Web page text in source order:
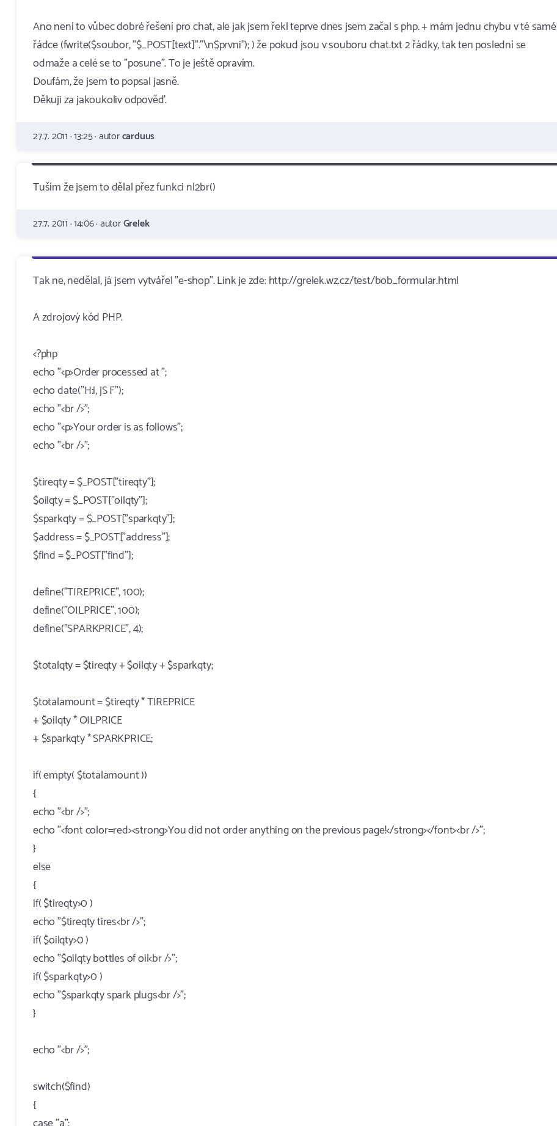
Ano není to vůbec dobré řešení pro chat, ale jak jsem řekl teprve dnes jsem začal s php. + mám jednu chybu v té samé
řádce (fwrite($soubor, "$_POST[text]"."\n$prvni"); ) že pokud jsou v souboru chat.txt 2 řádky, tak ten poslední se
odmaže a celé se to "posune". To je ještě opravím.
Doufám, že jsem to popsal jasně.
Děkuji za jakoukoliv odpověď.
27.7. 2011 · 13:25 · autorcarduus
Tuším že jsem to dělal přez funkci nl2br()
27.7. 2011 · 14:06 · autorGrelek
Tak ne, nedělal, já jsem vytvářel "e-shop". Link je zde: http://grelek.wz.cz/test/bob_formular.html
A zdrojový kód PHP.
<?php
echo "<p>Order processed at ";
echo date("H:i, jS F");
echo "<br />";
echo "<p>Your order is as follows";
echo "<br />";
$tireqty = $_POST["tireqty"];
$oilqty = $_POST["oilqty"];
$sparkqty = $_POST["sparkqty"];
$address = $_POST["address"];
$find = $_POST["find"];
define("TIREPRICE", 100);
define("OILPRICE", 100);
define("SPARKPRICE", 4);
$totalqty = $tireqty + $oilqty + $sparkqty;
$totalamount = $tireqty * TIREPRICE
+ $oilqty * OILPRICE
+ $sparkqty * SPARKPRICE;
if( empty( $totalamount ))
{
echo "<br />";
echo "<font color=red><strong>You did not order anything on the previous page!</strong></font><br />";
}
else
{
if( $tireqty>0 )
echo "$tireqty tires<br />";
if( $oilqty>0 )
echo "$oilqty bottles of oil<br />";
if( $sparkqty>0 )
echo "$sparkqty spark plugs<br />";
}
echo "<br />";
switch($find)
{